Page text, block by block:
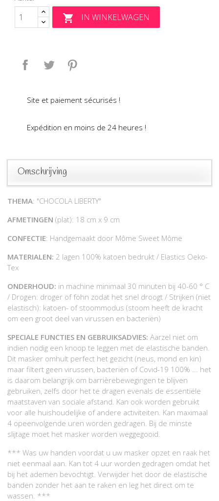
 IN WINKELWAGEN
Delen Tweet
Site et paiement sécurisés !
Expédition en moins de 24 heures !
Omschrijving
THEMA: "CHOCOLA LIBERTY"
AFMETINGEN (plat): 18 cm x 9 cm
CONFECTIE: Handgemaakt door Môme Sweet Môme
MATERIALEN: 2 lagen 100% katoen bedrukt / Elastics Oeko-
Tex
ONDERHOUD: in machine minimaal 30 minuten bij 40-60 ° C
/ Drogen: droger of föhn zodat het snel droogt / Strijken (niet
elastisch): katoen- of stoommodus (stoom heeft de kracht
om een groot deel van virussen en bacteriën)
SPECIALE FUNCTIES EN GEBRUIKSADVIES: Aarzel niet om
indien nodig een knoop te leggen met de elastische banden.
Dit masker omhult perfect het gezicht (neus, mond en kin)
maar filtert geen virussen, bacteriën of Covid-19 100% ... het
is daarom belangrijk om barrièrebewegingen te blijven
gebruiken, zelfs door het te dragen evenals de essentiële
maatstaven van sociale afstand. Kan ook worden gebruikt
voor alle huishoudelijke of andere activiteiten. Kan maximaal
4 opeenvolgende uren worden gedragen. Bij de minste
slijtage moet het masker worden weggegooid.
*** Was uw handen voordat u uw masker opzet en raak het
niet eenmaal aan. Kan tot 4 uur worden gedragen omdat het
bij het ademen bevochtigt. Verwijder het door de elastische
banden zonder het aan te raken en leg het direct om te
wassen. ***